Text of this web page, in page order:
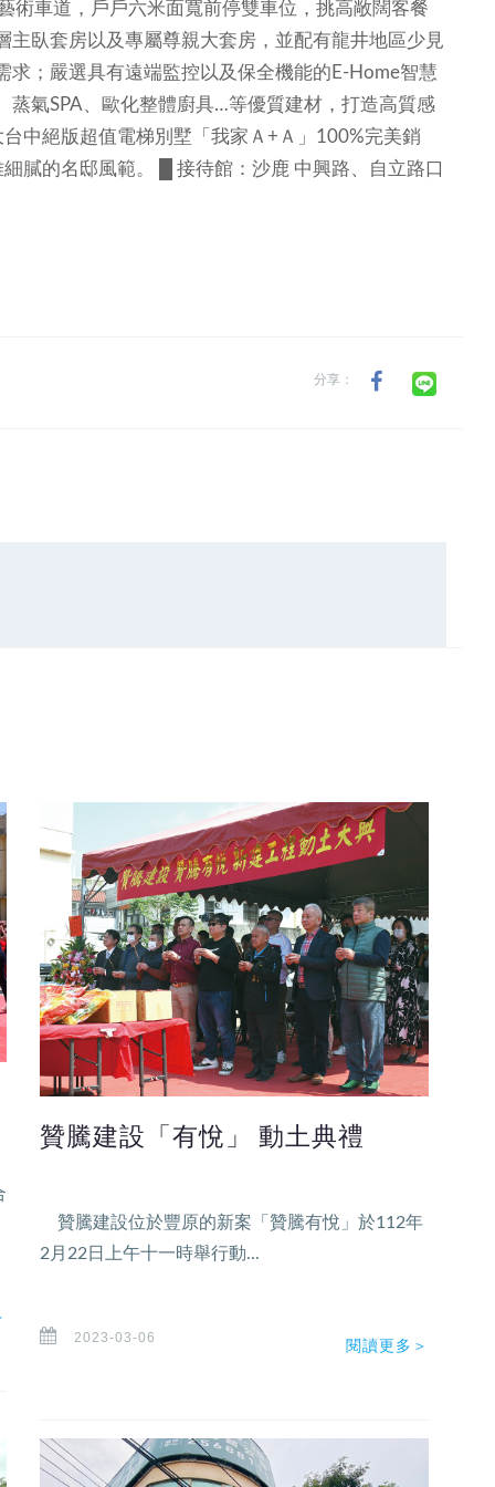
術車道，戶戶六米面寬前停雙車位，挑高敞闊客餐
臥套房以及專屬尊親大套房，並配有龍井地區少見
；嚴選具有遠端監控以及保全機能的E-Home智慧
氣SPA、歐化整體廚具…等優質建材，打造高質感
中絕版超值電梯別墅「我家Ａ+Ａ」100%完美銷
膩的名邸風範。
█ 接待館：沙鹿 中興路、自立路口
分享：
贊騰建設「有悅」 動土典禮
贊騰建設位於豐原的新案「贊騰有悅」於112年
2月22日上午十一時舉行動...
2023-03-06 閱讀更多＞